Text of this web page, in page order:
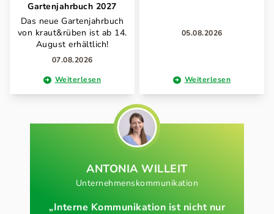
Gartenjahrbuch 2027
Das neue Gartenjahrbuch
von kraut&rüben ist ab 14.
August erhältlich!
07.08.2026
Weiterlesen
05.08.2026
Weiterlesen
ANTONIA WILLEIT
Unternehmenskommunikation
„Interne Kommunikation ist nicht nur